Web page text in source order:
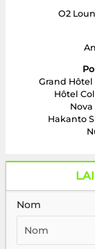
O2
Grand
Hôtel
Hakanto
Nom